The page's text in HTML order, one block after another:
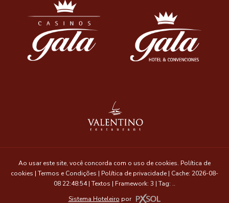
Ao usar este site, você concorda com o uso de cookies. Política de
cookies | Termos e Condições | Política de privacidade | Cache: 2026-08-
08 22:48:54 | Textos | Framework: 3 | Tag: ..
Sistema Hoteleiro por